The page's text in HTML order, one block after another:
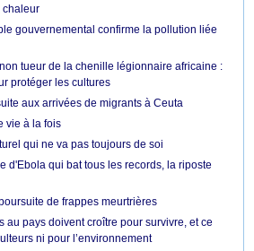
chaleur
gouvernemental confirme la pollution liée
tueur de la chenille légionnaire africaine :
protéger les cultures
aux arrivées de migrants à Ceuta
vie à la fois
qui ne va pas toujours de soi
d'Ebola qui bat tous les records, la riposte
de frappes meurtrières
au pays doivent croître pour survivre, et ce
ni pour l’environnement